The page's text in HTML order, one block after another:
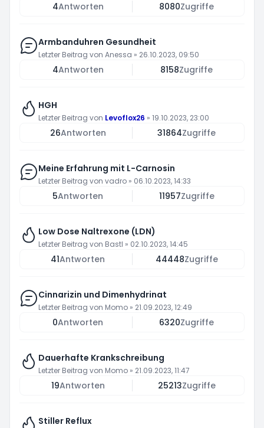
4Antworten 8080Zugriffe
Armbanduhren Gesundheit
Letzter Beitrag von Anessa » 26.10.2023, 09:50
4Antworten 8158Zugriffe
HGH
Letzter Beitrag von Levoflox26 » 19.10.2023, 23:00
26Antworten 31864Zugriffe
Meine Erfahrung mit L-Carnosin
Letzter Beitrag von vadro » 06.10.2023, 14:33
5Antworten 11957Zugriffe
Low Dose Naltrexone (LDN)
Letzter Beitrag von Bastl » 02.10.2023, 14:45
41Antworten 44448Zugriffe
Cinnarizin und Dimenhydrinat
Letzter Beitrag von Momo » 21.09.2023, 12:49
0Antworten 6320Zugriffe
Dauerhafte Krankschreibung
Letzter Beitrag von Momo » 21.09.2023, 11:47
19Antworten 25213Zugriffe
Stiller Reflux